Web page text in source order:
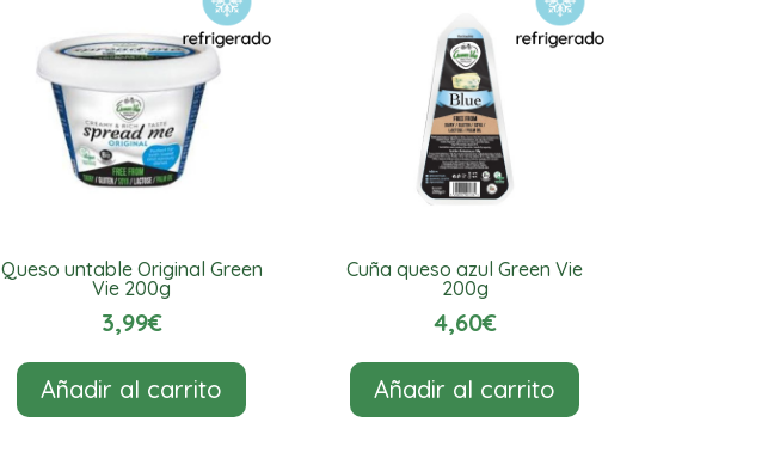
Queso untable Original Green
Vie 200g
3,99€
Añadir al carrito
Cuña queso azul Green Vie
200g
4,60€
Añadir al carrito